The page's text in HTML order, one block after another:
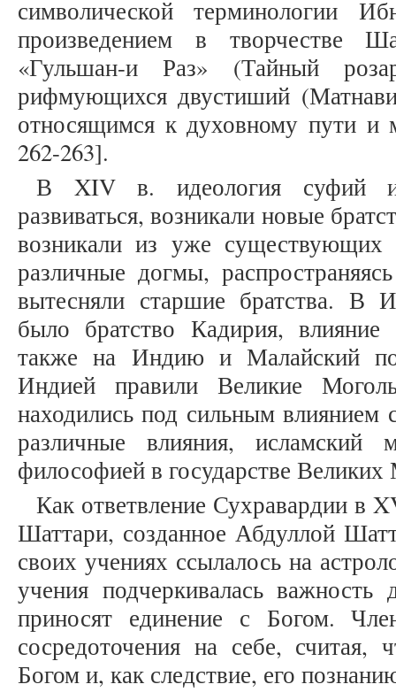
символической терминологии
произведением в творчестве
«Гульшан-и Раз» (Тайный
рифмующихся двустиший
относящимся к духовному пути и
262-263].
В XIV в. идеология суфий и
развиваться, возникали новые
возникали из уже
различные догмы,
вытесняли старшие братства. В
было братство Кадирия, влияние
также на Индию и Малайский
Индией правили Великие
находились под сильным
различные влияния, исламский
философией в государстве
Как ответвление Сухравардии в
Шаттари, созданное Абдуллой
своих учениях ссылалось на
учения подчеркивалась
приносят единение с Богом.
сосредоточения на себе,
Богом и, как следствие, его